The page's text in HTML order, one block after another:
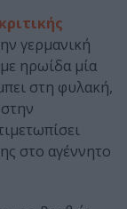
γερμανική
με ηρωίδα μία
στη φυλακή,
στο αγέννητο